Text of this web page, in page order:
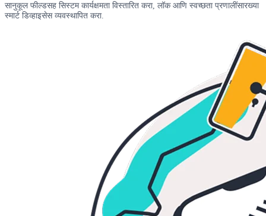
सानुकूल फील्डसह सिस्टम कार्यक्षमता विस्तारित करा, लॉक आणि स्वच्छता प्रणालींसारख्या
स्मार्ट डिव्हाइसेस व्यवस्थापित करा.